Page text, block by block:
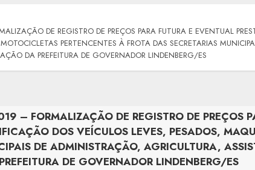
DE REGISTRO DE PREÇOS PARA FUTURA E EVENTUAL
PERTENCENTES À FROTA DAS SECRETARIAS
DA PREFEITURA DE GOVERNADOR LINDENBERG/ES
– FORMALIZAÇÃO DE REGISTRO DE PREÇOS
DOS VEÍCULOS LEVES, PESADOS,
DE ADMINISTRAÇÃO, AGRICULTURA,
DE GOVERNADOR LINDENBERG/ES